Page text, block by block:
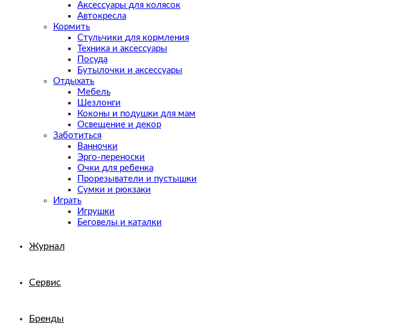
Аксессуары для колясок
Автокресла
Кормить
Стульчики для кормления
Техника и аксессуары
Посуда
Бутылочки и аксессуары
Отдыхать
Мебель
Шезлонги
Коконы и подушки для мам
Освещение и декор
Заботиться
Ванночки
Эрго-переноски
Очки для ребенка
Прорезыватели и пустышки
Сумки и рюкзаки
Играть
Игрушки
Беговелы и каталки
Журнал
Сервис
Бренды